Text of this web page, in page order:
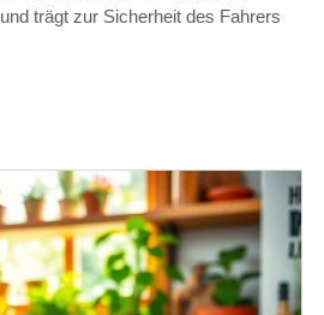
trägt zur Sicherheit des Fahrers